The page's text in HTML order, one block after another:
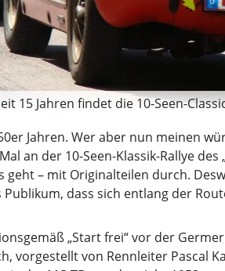
15 Jahren findet die 10-Seen-
Jahren. Wer aber nun meinen
an der 10-Seen-Klassik-Rallye
geht – mit Originalteilen durch.
dass sich entlang der
„Start frei“ vor der
vorgestellt von Rennleiter Pascal